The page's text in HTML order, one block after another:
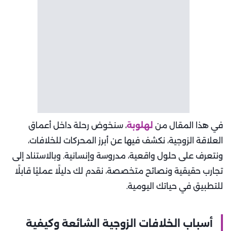
الخلافات الزوجيةالشائعة وكيفية التعامل معها.
الحياة الزوجية مثل أي علاقة إنسانية، تمر بمراحل مختلفة بين
التفاهم والاختلاف. ومع مرور الوقت، تظهر العديد من التحديات
التي قد تؤدي إلى خلافات متكررة بين الزوجين. من هنا تبرز
أهمية فهم أسباب الخلافات الزوجية الشائعة وكيفية التعامل
معها. الهدف ليس فقط تقليل النزاعات، بل خلق علاقة أكثر وعيًا